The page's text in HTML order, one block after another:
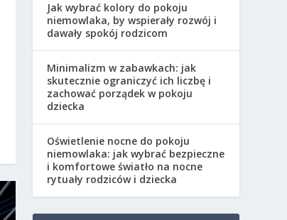
Jak wybrać kolory do pokoju
niemowlaka, by wspierały rozwój i
dawały spokój rodzicom
Minimalizm w zabawkach: jak
skutecznie ograniczyć ich liczbę i
zachować porządek w pokoju
dziecka
Oświetlenie nocne do pokoju
niemowlaka: jak wybrać bezpieczne
i komfortowe światło na nocne
rytuały rodziców i dziecka